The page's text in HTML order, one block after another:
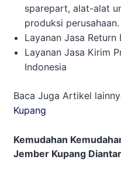
sparepart, alat-alat
produksi perusahaan.
Layanan Jasa
Layanan Jasa Kirim
Indonesia
Baca Juga Artikel
Kupang
Kemudahan
Jember Kupang